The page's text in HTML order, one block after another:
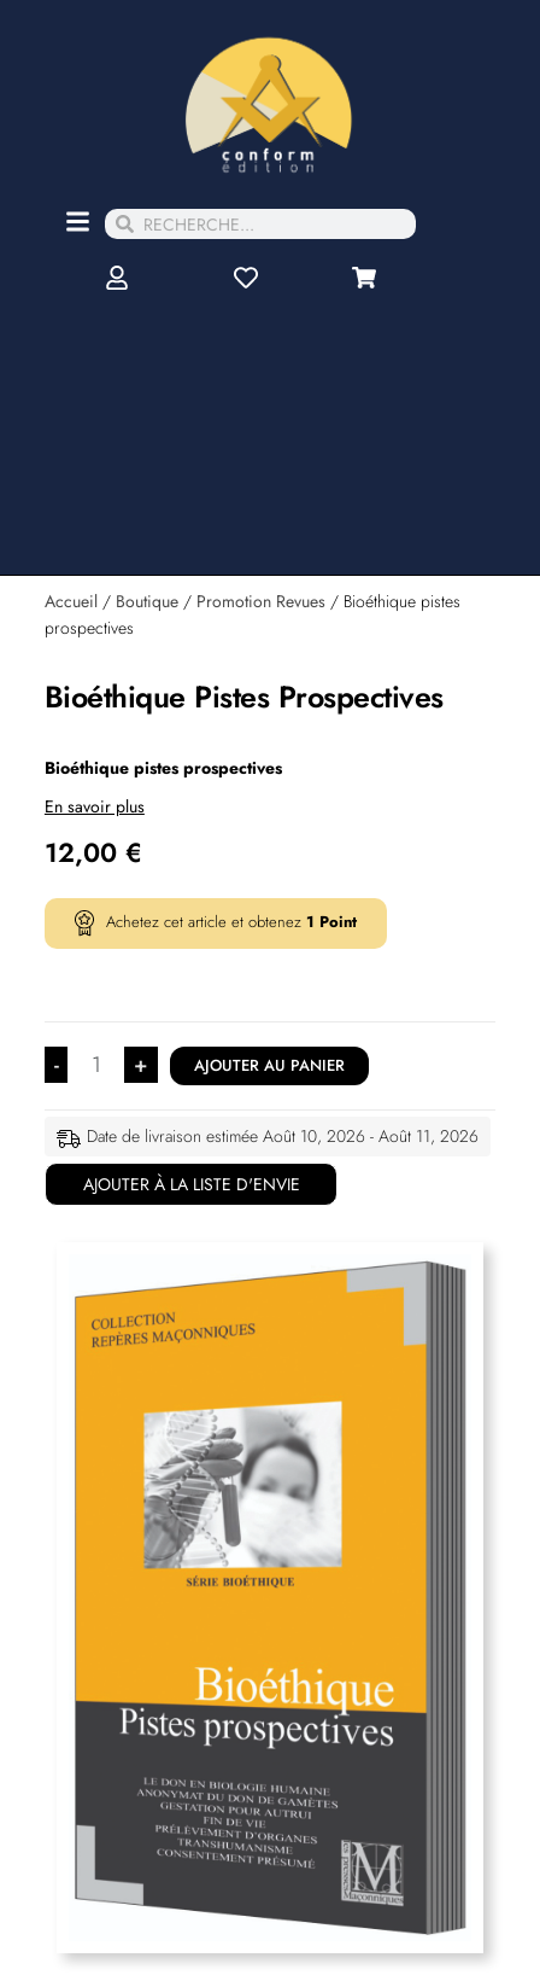
Accueil/ Boutique/ Promotion Revues/ Bioéthique pistes
prospectives
Bioéthique Pistes Prospectives
Bioéthique pistes prospectives
En savoir plus
12,00 €
Achetez cet article et obtenez 1 Point
- + AJOUTER AU PANIER
Date de livraison estimée Août 10, 2026 - Août 11, 2026
AJOUTER À LA LISTE D'ENVIE